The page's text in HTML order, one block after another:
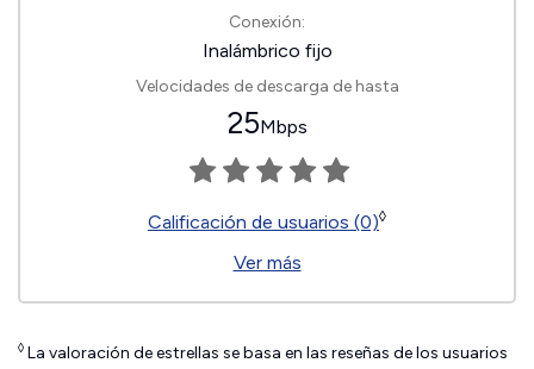
Conexión:
Inalámbrico fijo
Velocidades de descarga de hasta
25Mbps
Calificación de usuarios (0)◊
Ver más
◊ La valoración de estrellas se basa en las reseñas de los usuarios